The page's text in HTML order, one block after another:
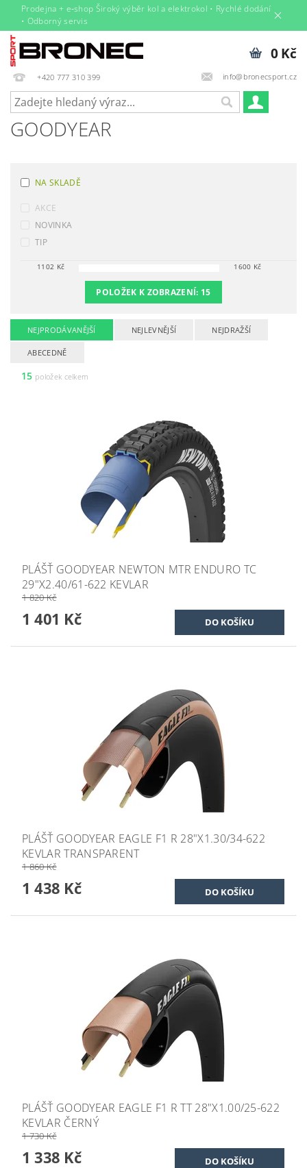
Prodejna + e‑shop Široký výběr kol a elektrokol • Rychlé dodání
• Odborný servis
+420 777 310 399 info@bronecsport.cz
0 Kč
GOODYEAR
NA SKLADĚ
AKCE
NOVINKA
TIP
1102 Kč 1600 Kč
POLOŽEK K ZOBRAZENÍ: 15
NEJPRODÁVANĚJŠÍ NEJLEVNĚJŠÍ NEJDRAŽŠÍ
ABECEDNĚ
15 položek celkem
PLÁŠŤ GOODYEAR NEWTON MTR ENDURO TC
29"X2.40/61-622 KEVLAR
1 820 Kč
1 401 Kč
PLÁŠŤ GOODYEAR EAGLE F1 R 28"X1.30/34-622
KEVLAR TRANSPARENT
1 860 Kč
1 438 Kč
PLÁŠŤ GOODYEAR EAGLE F1 R TT 28"X1.00/25-622
KEVLAR ČERNÝ
1 730 Kč
1 338 Kč